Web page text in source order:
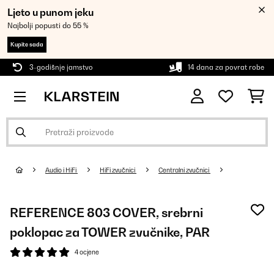
Ljeto u punom jeku
Najbolji popusti do 55 %
Kupite sada
3-godišnje jamstvo 14 dana za povrat robe
Audio i HiFi HiFi zvučnici Centralni zvučnici
REFERENCE 803 COVER, srebrni
poklopac za TOWER zvučnike, PAR
4 ocjene